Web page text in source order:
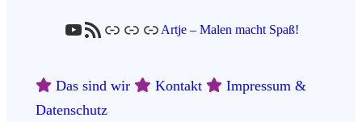
YouTube
RSS-FeedLinkLinkLinkArtje – Malen macht Spaß!
Das sind wir Kontakt
Impressum &
Datenschutz